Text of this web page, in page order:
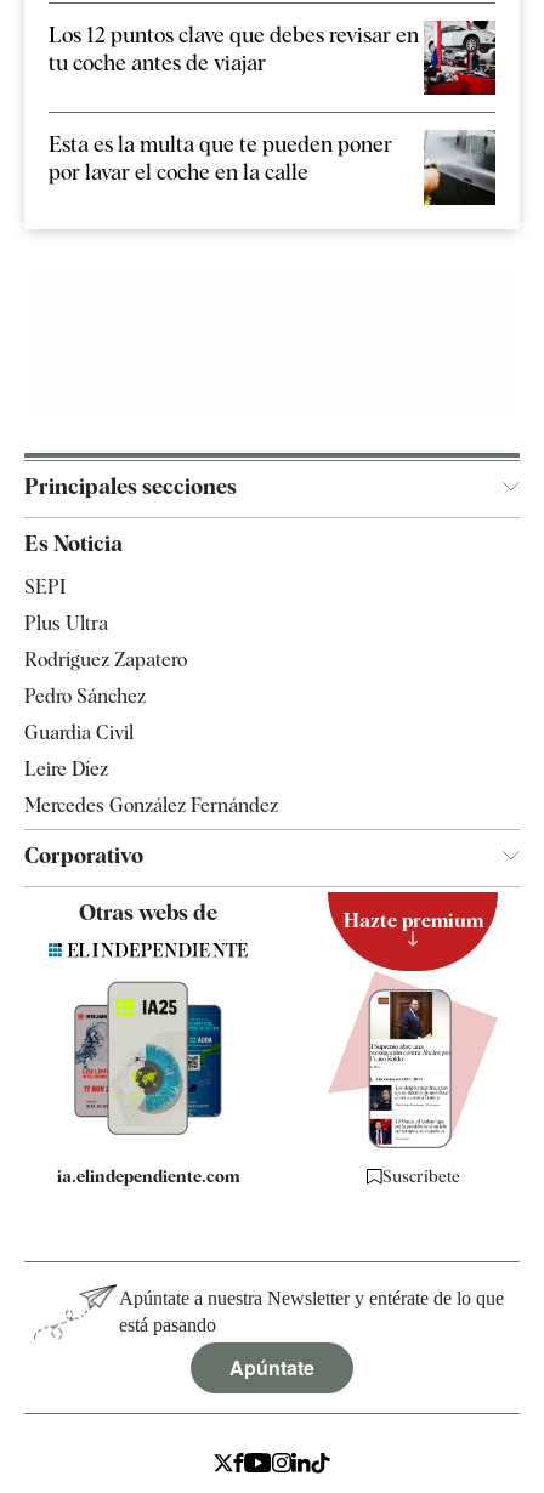
Los 12 puntos clave que debes revisar en
tu coche antes de viajar
Esta es la multa que te pueden poner
por lavar el coche en la calle
Principales secciones
España
Televisión
Es Noticia
SEPI
Plus Ultra
Rodríguez Zapatero
Pedro Sánchez
Guardia Civil
Leire Díez
Mercedes González Fernández
Corporativo
Contacto
Quiénes somos
Especificaciones
Otras webs de
ia.elindependiente.com
Hazte premium
Suscríbete
Apúntate a nuestra Newsletter y entérate de lo que
está pasando
Apúntate